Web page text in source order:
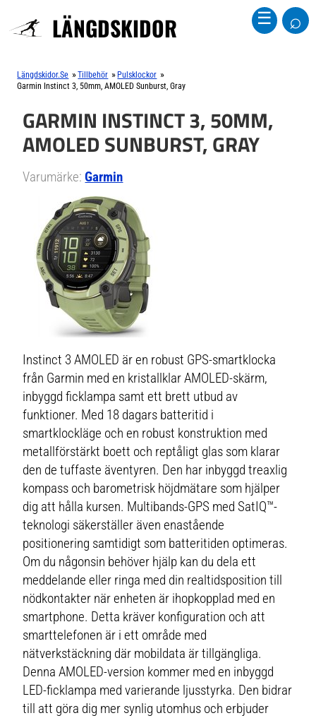
LÄNGDSKIDOR ☰ ⌕
Längdskidor.se »Tillbehör » Pulsklockor »
Garmin Instinct 3, 50mm, AMOLED Sunburst, Gray
GARMIN INSTINCT 3, 50MM,
AMOLED SUNBURST, GRAY
Varumärke:Garmin
Instinct 3 AMOLED är en robust GPS-smartklocka
från Garmin med en kristallklar AMOLED-skärm,
inbyggd ficklampa samt ett brett utbud av
funktioner. Med 18 dagars batteritid i
smartklockläge och en robust konstruktion med
metallförstärkt boett och reptåligt glas som klarar
den de tuffaste äventyren. Den har inbyggd treaxlig
kompass och barometrisk höjdmätare som hjälper
dig att hålla kursen. Multibands-GPS med SatIQ™-
teknologi säkerställer även enastående
positionering samtidigt som batteritiden optimeras.
Om du någonsin behöver hjälp kan du dela ett
meddelande eller ringa med din realtidsposition till
nödkontakter när enheten är ihopkopplad med en
smartphone. Detta kräver konfiguration och att
smarttelefonen är i ett område med
nätverkstäckning där mobildata är tillgängliga.
Denna AMOLED-version kommer med en inbyggd
LED-ficklampa med varierande ljusstyrka. Den bidrar
till att göra dig mer synlig utomhus och erbjuder